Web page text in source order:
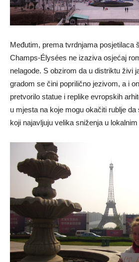
Međutim, prema tvrdnjama posjetilaca
Champs-Élysées ne izaziva osjećaj
nelagode. S obzirom da u distriktu živi
gradom se čini poprilično jezivom, a i
pretvorilo statue i replike evropskih
u mjesta na koje mogu okačiti rublje
koji najavljuju velika sniženja u